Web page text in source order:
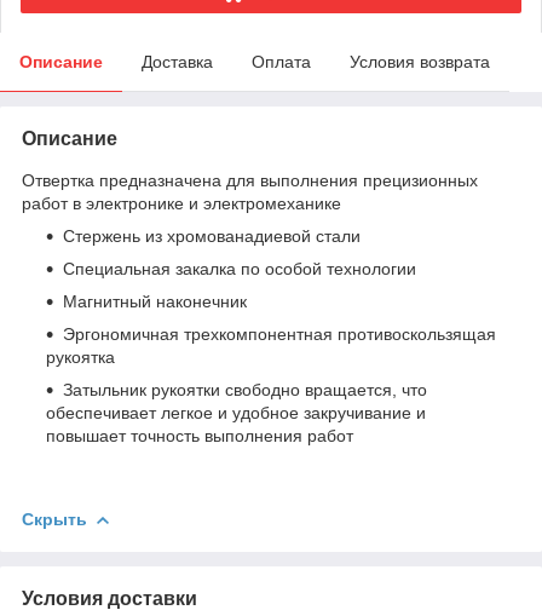
Описание Доставка Оплата Условия возврата
Описание
Отвертка предназначена для выполнения прецизионных
работ в электронике и электромеханике
Стержень из хромованадиевой стали
Специальная закалка по особой технологии
Магнитный наконечник
Эргономичная трехкомпонентная противоскользящая
рукоятка
Затыльник рукоятки свободно вращается, что
обеспечивает легкое и удобное закручивание и
повышает точность выполнения работ
Скрыть
Условия доставки